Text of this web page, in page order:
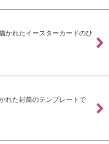
かれたイースターカードのひ
れた封筒のテンプレートで